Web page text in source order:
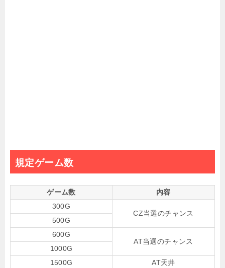
規定ゲーム数
ゲーム数
内容
300G
CZ当選のチャンス
500G
600G
AT当選のチャンス
1000G
1500G
AT天井